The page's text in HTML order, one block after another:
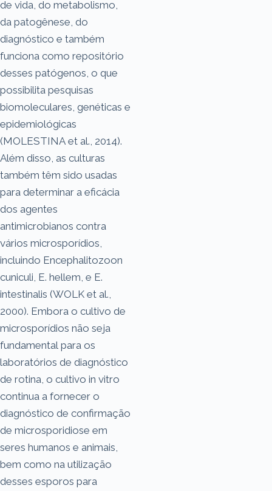
de vida, do metabolismo,
da patogênese, do
diagnóstico e também
funciona como repositório
desses patógenos, o que
possibilita pesquisas
biomoleculares, genéticas e
epidemiológicas
(MOLESTINA et al., 2014).
Além disso, as culturas
também têm sido usadas
para determinar a eficácia
dos agentes
antimicrobianos contra
vários microsporídios,
incluindo Encephalitozoon
cuniculi, E. hellem, e E.
intestinalis (WOLK et al.,
2000). Embora o cultivo de
microsporídios não seja
fundamental para os
laboratórios de diagnóstico
de rotina, o cultivo in vitro
continua a fornecer o
diagnóstico de confirmação
de microsporidiose em
seres humanos e animais,
bem como na utilização
desses esporos para